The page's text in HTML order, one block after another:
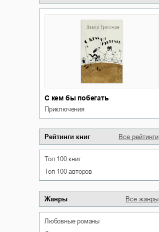
С кем бы побегать
приключения
Рейтинги книг Все рейтинги
Топ 100 книг
Топ 100 авторов
Жанры Все жанры
любовные романы